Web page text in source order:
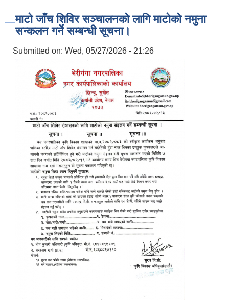
माटो जाँच शिविर सञ्चालनको लागि माटोको नमुना
सन्कलन गर्ने सम्बन्धी सूचना।
Submitted on: Wed, 05/27/2026 - 21:26